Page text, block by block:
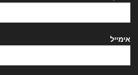
אימייל